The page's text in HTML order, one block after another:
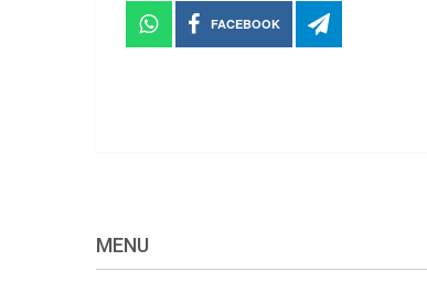
FACEBOOK
MENU